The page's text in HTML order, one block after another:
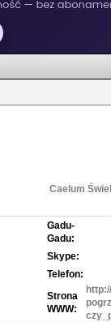
Caelum
Gadu-
Gadu:
Skype:
Telefon:
Strona
WWW: